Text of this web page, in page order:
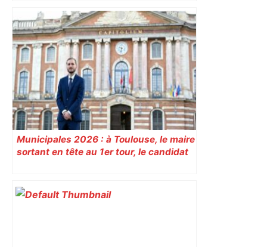
Municipales 2026 : à Toulouse, le maire
sortant en tête au 1er tour, le candidat